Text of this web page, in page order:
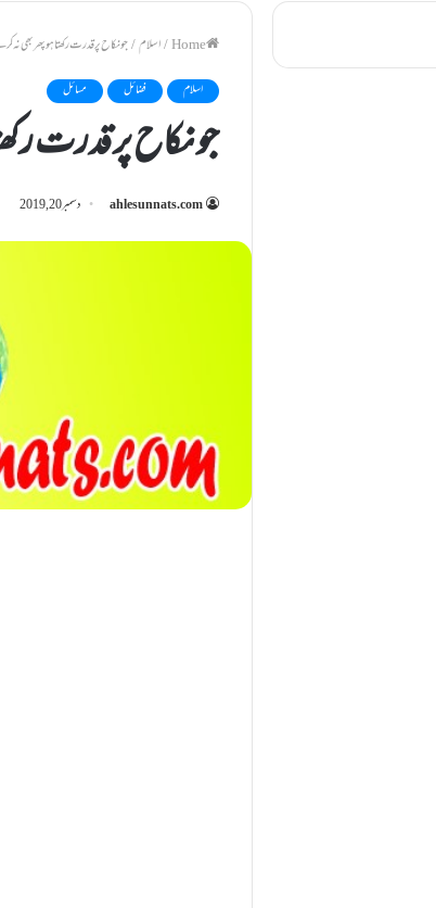
/اسلام/جو نکاح پر قدرت رکھتا ہو پھر بھی
اسلام فضائل مسائل
جو نکاح پر قدرت
ahlesunnats.com دسمبر 20, 2019